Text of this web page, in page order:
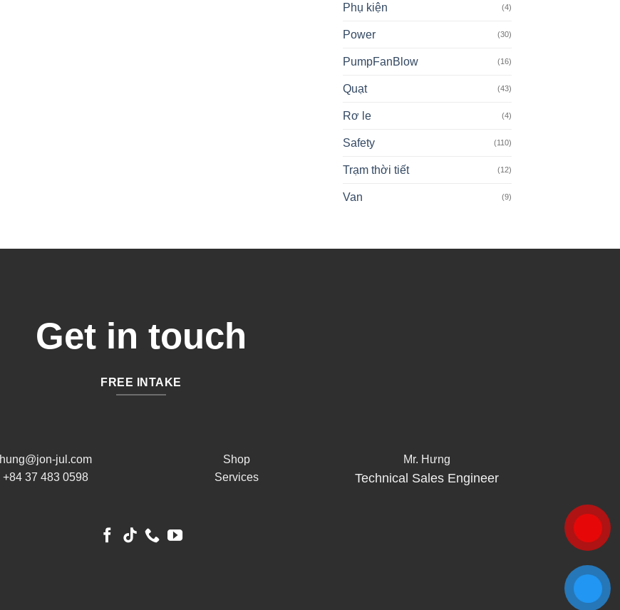
Phụ kiện (4)
Power (30)
PumpFanBlow (16)
Quạt (43)
Rơ le (4)
Safety (110)
Trạm thời tiết (12)
Van (9)
Get in touch
FREE INTAKE
hung@jon-jul.com
+84 37 483 0598
Shop
Services
Mr. Hưng
Technical Sales Engineer